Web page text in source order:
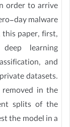
order to arrive
day malware
paper, first,
learning
and
datasets.
in the
splits of the
the model in a